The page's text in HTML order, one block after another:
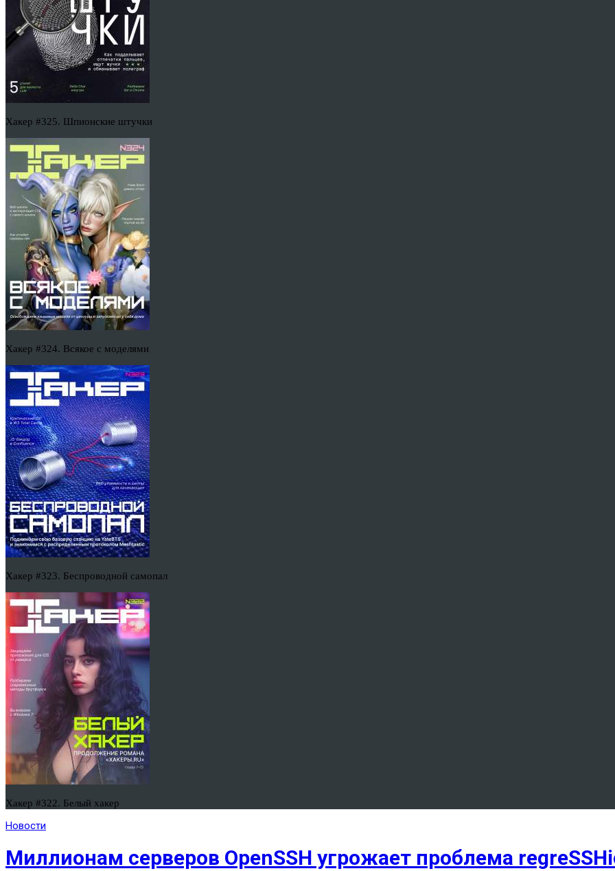
Хакер #325. Шпионские штучки
Хакер #324. Всякое с моделями
Хакер #323. Беспроводной самопал
Хакер #322. Белый хакер
Новости
Миллионам серверов OpenSSH угрожает проблема